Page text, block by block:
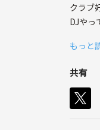
クラブ
DJやっ
僕も10
近くの
将来
もっと
共有